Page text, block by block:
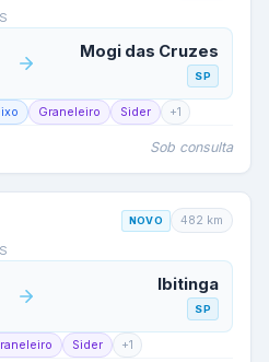
Mogi das Cruzes
SP
Graneleiro Sider +1
Sob consulta
NOVO 482 km
Ibitinga
SP
Sider +1